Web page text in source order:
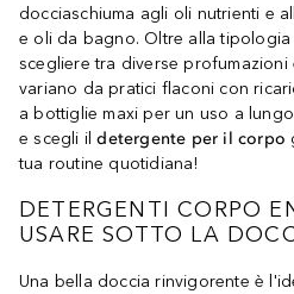
docciaschiuma agli oli nutrienti e
e oli da bagno. Oltre alla
scegliere tra diverse profumazioni
variano da pratici flaconi con
a bottiglie maxi per un uso a
e scegli ildetergente per il corpo
tua routine quotidiana!
DETERGENTI CORPO
USARE SOTTO LA
Una bella doccia rinvigorente è